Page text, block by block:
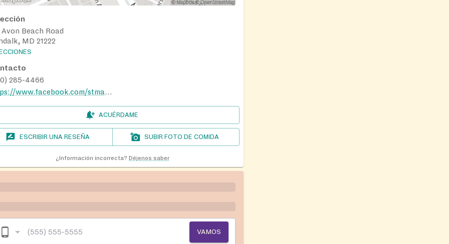
Avon Beach Road
MD 21222
285-4466
https://www.facebook.com/stmatthewdundalk
ACUÉRDAME
ESCRIBIR UNA RESEÑA SUBIR FOTO DE COMIDA
¿Información incorrecta? Déjenos saber
VAMOS